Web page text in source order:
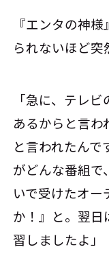
『エンタの神
られないほど突
「急に、テレ
あるからと言わ
と言われたん
がどんな番組で
いで受けたオー
か！』と。翌日
習しましたよ」